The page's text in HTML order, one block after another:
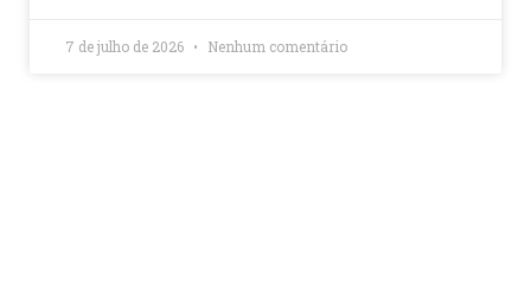
7 de julho de 2026 Nenhum comentário